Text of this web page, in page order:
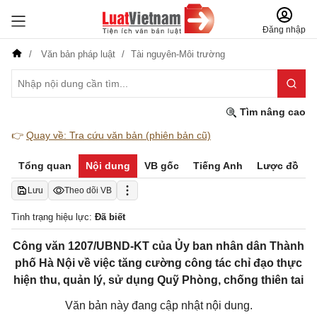
Đăng nhập
Văn bản pháp luật Tài nguyên-Môi trường
Tìm nâng cao
👉 Quay về: Tra cứu văn bản (phiên bản cũ)
Tổng quan Nội dung VB gốc Tiếng Anh Lược đồ
Lưu Theo dõi VB
Tình trạng hiệu lực: Đã biết
Công văn 1207/UBND-KT của Ủy ban nhân dân Thành
phố Hà Nội về việc tăng cường công tác chỉ đạo thực
hiện thu, quản lý, sử dụng Quỹ Phòng, chống thiên tai
Văn bản này đang cập nhật nội dung.